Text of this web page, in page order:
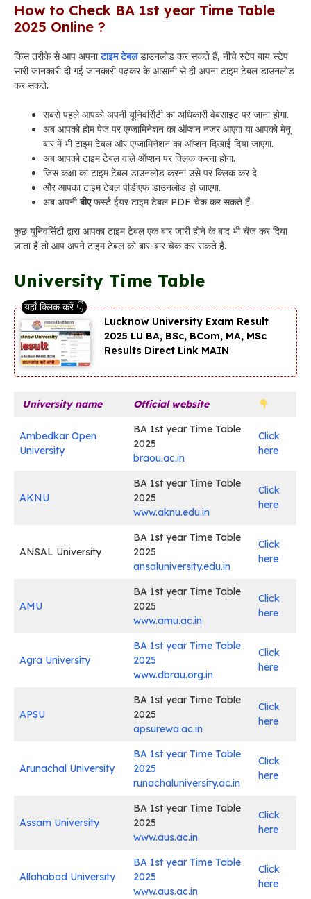
How to Check BA 1st year Time Table
2025 Online ?
किस तरीके से आप अपनाटाइम टेबलडाउनलोड कर सकते हैं, नीचे स्टेप बाय स्टेप
सारी जानकारी दी गई जानकारी पढ़कर के आसानी से ही अपना टाइम टेबल डाउनलोड
कर सकते.
सबसे पहले आपको अपनी यूनिवर्सिटी का अधिकारी वेबसाइट पर जाना होगा.
अब आपको होम पेज पर एग्जामिनेशन का ऑप्शन नजर आएगा या आपको मेनू
बार में भी टाइम टेबल और एग्जामिनेशन का ऑप्शन दिखाई दिया जाएगा.
अब आपको टाइम टेबल वाले ऑप्शन पर क्लिक करना होगा.
जिस कक्षा का टाइम टेबल डाउनलोड करना उसे पर क्लिक कर दे.
और आपका टाइम टेबल पीडीएफ डाउनलोड हो जाएगा.
अब अपनीबीएफर्स्ट ईयर टाइम टेबल PDF चेक कर सकते हैं.
कुछ यूनिवर्सिटी द्वारा आपका टाइम टेबल एक बार जारी होने के बाद भी चेंज कर दिया
जाता है तो आप अपने टाइम टेबल को बार-बार चेक कर सकते हैं.
University Time Table
Lucknow University Exam Result
2025 LU BA, BSc, BCom, MA, MSc
Results Direct Link MAIN
University name Official website
Ambedkar Open
University
BA 1st year Time Table
2025
braou.ac.in
Click
here
AKNU
BA 1st year Time Table
2025
www.aknu.edu.in
Click
here
ANSAL University
BA 1st year Time Table
2025
ansaluniversity.edu.in
Click
here
AMU
BA 1st year Time Table
2025
www.amu.ac.in
Click
here
Agra University
BA 1st year Time Table
2025
www.dbrau.org.in
Click
here
APSU
BA 1st year Time Table
2025
apsurewa.ac.in
Click
here
Arunachal University
BA 1st year Time Table
2025
runachaluniversity.ac.in
Click
here
Assam University
BA 1st year Time Table
2025
www.aus.ac.in
Click
here
Allahabad University
BA 1st year Time Table
2025
www.aus.ac.in
Click
here